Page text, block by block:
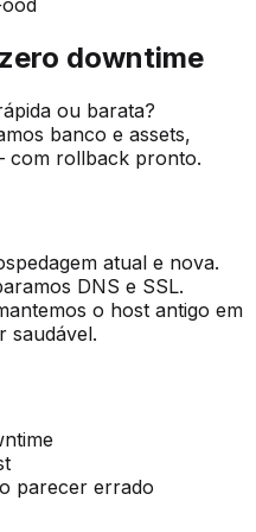
downtime
ou barata?
banco e assets,
com rollback pronto.
atual e nova.
DNS e SSL.
o host antigo em
saudável.
parecer errado